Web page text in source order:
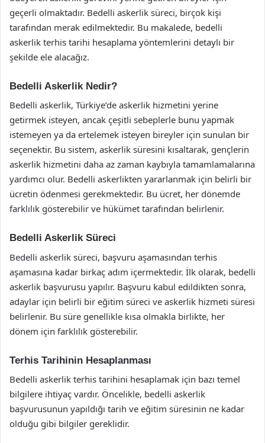
geçerli olmaktadır. Bedelli askerlik süreci, birçok kişi
tarafından merak edilmektedir. Bu makalede, bedelli
askerlik terhis tarihi hesaplama yöntemlerini detaylı bir
şekilde ele alacağız.
Bedelli Askerlik Nedir?
Bedelli askerlik, Türkiye’de askerlik hizmetini yerine
getirmek isteyen, ancak çeşitli sebeplerle bunu yapmak
istemeyen ya da ertelemek isteyen bireyler için sunulan bir
seçenektir. Bu sistem, askerlik süresini kısaltarak, gençlerin
askerlik hizmetini daha az zaman kaybıyla tamamlamalarına
yardımcı olur. Bedelli askerlikten yararlanmak için belirli bir
ücretin ödenmesi gerekmektedir. Bu ücret, her dönemde
farklılık gösterebilir ve hükümet tarafından belirlenir.
Bedelli Askerlik Süreci
Bedelli askerlik süreci, başvuru aşamasından terhis
aşamasına kadar birkaç adım içermektedir. İlk olarak, bedelli
askerlik başvurusu yapılır. Başvuru kabul edildikten sonra,
adaylar için belirli bir eğitim süreci ve askerlik hizmeti süresi
belirlenir. Bu süre genellikle kısa olmakla birlikte, her
dönem için farklılık gösterebilir.
Terhis Tarihinin Hesaplanması
Bedelli askerlik terhis tarihini hesaplamak için bazı temel
bilgilere ihtiyaç vardır. Öncelikle, bedelli askerlik
başvurusunun yapıldığı tarih ve eğitim süresinin ne kadar
olduğu gibi bilgiler gereklidir.